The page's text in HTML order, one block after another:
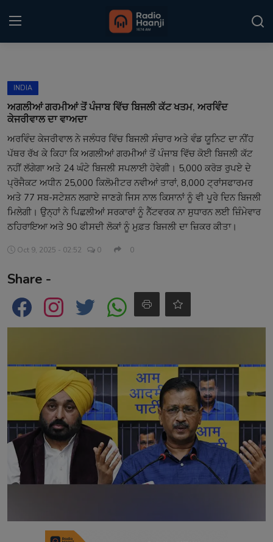
Home
Kitaab Kahani
Gallery
Sponsors
INDIA
ਅਗਲੀਆਂ ਗਰਮੀਆਂ ਤੋਂ ਪੰਜਾਬ ਵਿੱਚ ਬਿਜਲੀ ਕੱਟ ਖਤਮ, ਅਰਵਿੰਦ
ਕੇਜਰੀਵਾਲ ਦਾ ਵਾਅਦਾ
ਅਰਵਿੰਦ ਕੇਜਰੀਵਾਲ ਨੇ ਜਲੰਧਰ ਵਿੱਚ ਬਿਜਲੀ ਸੰਚਾਰ ਅਤੇ ਵੰਡ ਯੂਨਿਟ ਦਾ ਨੀਂਹ
ਪੱਥਰ ਰੱਖ ਕੇ ਕਿਹਾ ਕਿ ਅਗਲੀਆਂ ਗਰਮੀਆਂ ਤੋਂ ਪੰਜਾਬ ਵਿੱਚ ਕੋਈ ਬਿਜਲੀ ਕੱਟ
ਨਹੀਂ ਲੱਗੇਗਾ ਅਤੇ 24 ਘੰਟੇ ਬਿਜਲੀ ਸਪਲਾਈ ਹੋਵੇਗੀ। 5,000 ਕਰੋੜ ਰੁਪਏ ਦੇ
ਪ੍ਰੋਜੈਕਟ ਅਧੀਨ 25,000 ਕਿਲੋਮੀਟਰ ਨਵੀਆਂ ਤਾਰਾਂ, 8,000 ਟ੍ਰਾਂਸਫਾਰਮਰ
ਅਤੇ 77 ਸਬ-ਸਟੇਸ਼ਨ ਲਗਾਏ ਜਾਣਗੇ ਜਿਸ ਨਾਲ ਕਿਸਾਨਾਂ ਨੂੰ ਵੀ ਪੂਰੇ ਦਿਨ ਬਿਜਲੀ
ਮਿਲੇਗੀ। ਉਨ੍ਹਾਂ ਨੇ ਪਿਛਲੀਆਂ ਸਰਕਾਰਾਂ ਨੂੰ ਨੈੱਟਵਰਕ ਨਾ ਸੁਧਾਰਨ ਲਈ ਜ਼ਿੰਮੇਵਾਰ
ਠਹਿਰਾਇਆ ਅਤੇ 90 ਫੀਸਦੀ ਲੋਕਾਂ ਨੂੰ ਮੁਫ਼ਤ ਬਿਜਲੀ ਦਾ ਜ਼ਿਕਰ ਕੀਤਾ।
Oct 9, 2025 - 02:52 0 0
Share -